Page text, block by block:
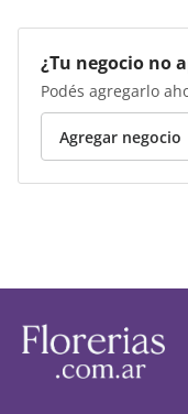
¿Tu negocio no
Podés agregarlo
Agregar negocio